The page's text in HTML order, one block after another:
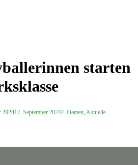
starten
202417. September 20242. Damen,Aktuelle